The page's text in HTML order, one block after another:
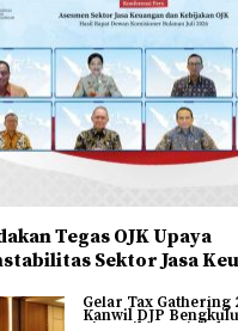
Tegas OJK Upaya
Sektor Jasa
Sektor Keuangan
Gelar Tax Gathering
Kanwil DJP